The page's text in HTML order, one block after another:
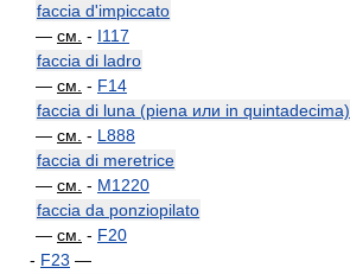
faccia d'impiccato
— см. - I117
faccia di ladro
— см. - F14
faccia di luna (piena или in quintadecima)
— см. - L888
faccia di meretrice
— см. - M1220
faccia da ponziopilato
— см. - F20
- F23 —